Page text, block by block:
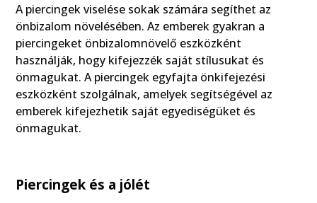
A piercingek viselése sokak számára segíthet az
önbizalom növelésében. Az emberek gyakran a
piercingeket önbizalomnövelő eszközként
használják, hogy kifejezzék saját stílusukat és
önmagukat. A piercingek egyfajta önkifejezési
eszközként szolgálnak, amelyek segítségével az
emberek kifejezhetik saját egyediségüket és
önmagukat.
Piercingek és a jólét